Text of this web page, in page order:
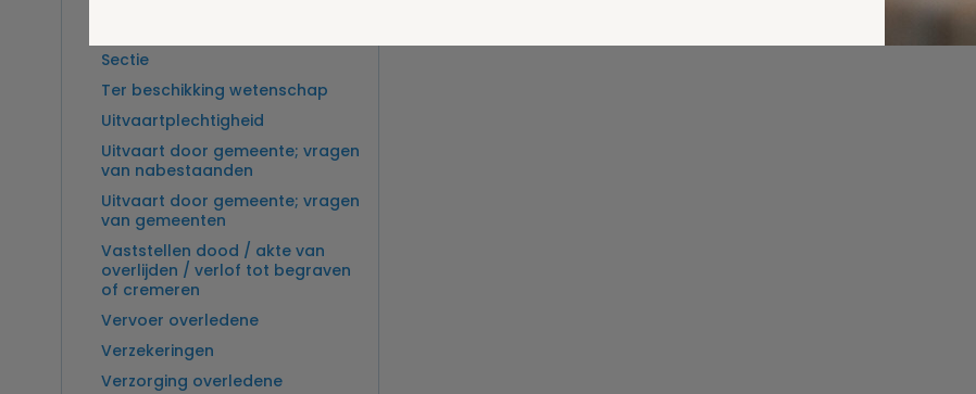
Sectie
Ter beschikking wetenschap
Uitvaartplechtigheid
Uitvaart door gemeente; vragen
van nabestaanden
Uitvaart door gemeente; vragen
van gemeenten
Vaststellen dood / akte van
overlijden / verlof tot begraven
of cremeren
Vervoer overledene
Verzekeringen
Verzorging overledene